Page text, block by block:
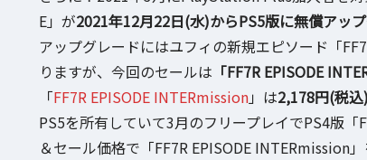
E」が2021年12月22日(水)からPS5版に無償アッ
アップグレードにはユフィの新規エピソード「
りますが、今回のセールは 「FF7R EPISODE
「FF7R EPISODE INTERmission」は2,178円(税
PS5を所有していて3月のフリープレイでPS4版「
＆セール価格で「FF7R EPISODE INTERmission」